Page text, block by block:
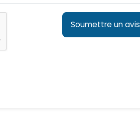
Soumettre un avis